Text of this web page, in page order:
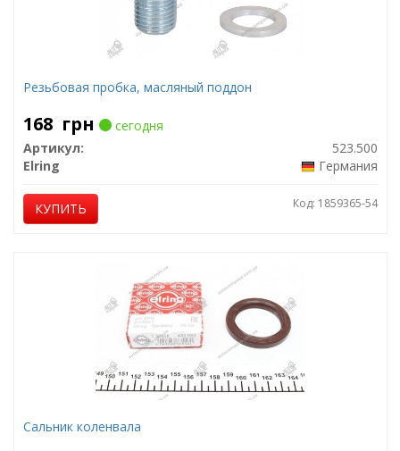
Резьбовая пробка, масляный поддон
168 грн
сегодня
Артикул:
523.500
Elring
Германия
КУПИТЬ Код: 1859365-54
Сальник коленвала